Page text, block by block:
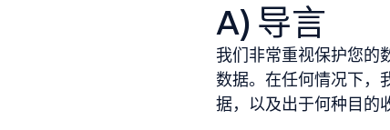
A) 导言
我们非常重视保护您的
数据。在任何情况下，
据，以及出于何种目的